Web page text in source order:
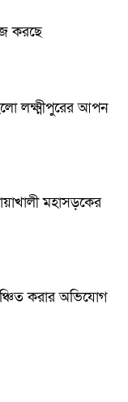
করছে
লক্ষ্মীপুরের আপন
মহাসড়কের
করার অভিযোগ